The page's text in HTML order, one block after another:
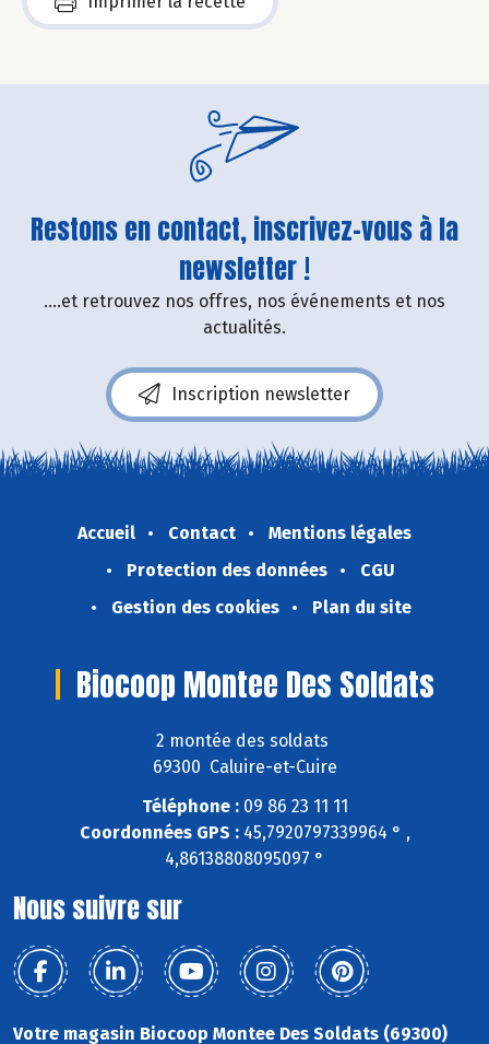
Restons en contact, inscrivez-vous à la
newsletter !
....et retrouvez nos offres, nos événements et nos
actualités.
Inscription newsletter
Accueil Contact
Mentions légales
Protection des données
CGU
Gestion des cookies
Plan du site
Biocoop Montee Des Soldats
2 montée des soldats
69300 Caluire-et-Cuire
Téléphone :09 86 23 11 11
Coordonnées GPS :45,7920797339964 ° ,
4,86138808095097 °
Nous suivre sur
Votre magasin Biocoop Montee Des Soldats (69300)